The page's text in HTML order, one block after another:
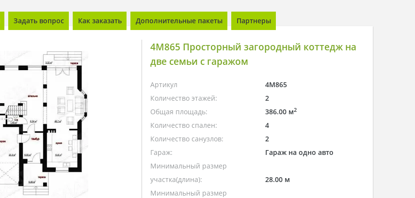
Задать вопрос Как заказать Дополнительные пакеты Партнеры
4M865 Просторный загородный коттедж на
две семьи с гаражом
Артикул
4M865
Количество этажей:
2
Общая площадь:
386.00 м2
Количество спален:
4
Количество санузлов:
2
Гараж:
Гараж на одно авто
Минимальный размер
участка(длина):
28.00 м
Минимальный размер